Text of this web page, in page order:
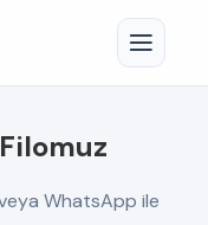
WhatsApp ile